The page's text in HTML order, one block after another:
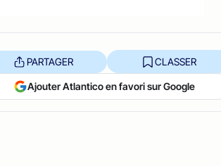
PARTAGER CLASSER
Ajouter Atlantico en favori sur Google